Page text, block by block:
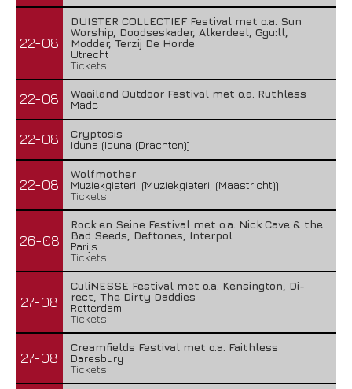
22-08
DUISTER COLLECTIEF Festival met o.a. Sun
Worship, Doodseskader, Alkerdeel, Ggu:ll,
Modder, Terzij De Horde
Utrecht
Tickets
22-08
Waailand Outdoor Festival met o.a. Ruthless
Made
22-08
Cryptosis
Iduna (Iduna (Drachten))
22-08
Wolfmother
Muziekgieterij (Muziekgieterij (Maastricht))
Tickets
26-08
Rock en Seine Festival met o.a. Nick Cave & the
Bad Seeds, Deftones, Interpol
Parijs
Tickets
27-08
CuliNESSE Festival met o.a. Kensington, Di-
rect, The Dirty Daddies
Rotterdam
Tickets
27-08
Creamfields Festival met o.a. Faithless
Daresbury
Tickets